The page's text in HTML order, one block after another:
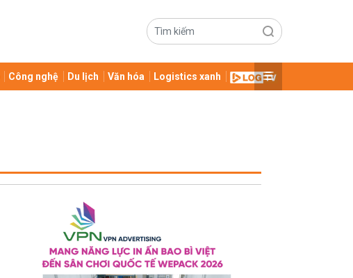
Công nghệ Du lịch Văn hóa Logistics xanh